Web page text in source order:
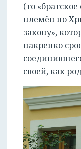
(то
племён по
закону»,
накрепко
своей, как